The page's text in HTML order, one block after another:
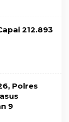
212.893
Polres
9